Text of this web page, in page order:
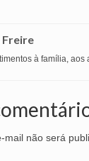
Freire
à família,
não será